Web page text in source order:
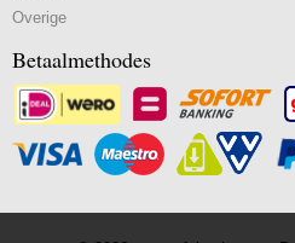
Overige
Betaalmethodes